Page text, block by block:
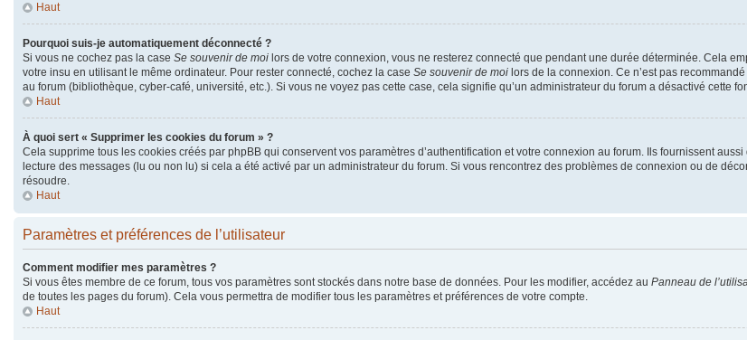
Haut
Pourquoi suis-je automatiquement déconnecté ?
Si vous ne cochez pas la case Se souvenir de moi lors de votre connexion, vous ne resterez connecté que pendant une durée déterminée. Cela
votre insu en utilisant le même ordinateur. Pour rester connecté, cochez la case Se souvenir de moi lors de la connexion. Ce n’est pas
au forum (bibliothèque, cyber-café, université, etc.). Si vous ne voyez pas cette case, cela signifie qu’un administrateur du forum a désactivé cette
Haut
À quoi sert « Supprimer les cookies du forum » ?
Cela supprime tous les cookies créés par phpBB qui conservent vos paramètres d’authentification et votre connexion au forum. Ils fournissent
lecture des messages (lu ou non lu) si cela a été activé par un administrateur du forum. Si vous rencontrez des problèmes de connexion ou de
résoudre.
Haut
Paramètres et préférences de l’utilisateur
Comment modifier mes paramètres ?
Si vous êtes membre de ce forum, tous vos paramètres sont stockés dans notre base de données. Pour les modifier, accédez au Panneau de
de toutes les pages du forum). Cela vous permettra de modifier tous les paramètres et préférences de votre compte.
Haut